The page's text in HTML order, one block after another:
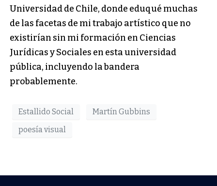
Universidad de Chile, donde eduqué muchas
de las facetas de mi trabajo artístico que no
existirían sin mi formación en Ciencias
Jurídicas y Sociales en esta universidad
pública, incluyendo la bandera
probablemente.
Estallido Social
Martín Gubbins
poesía visual